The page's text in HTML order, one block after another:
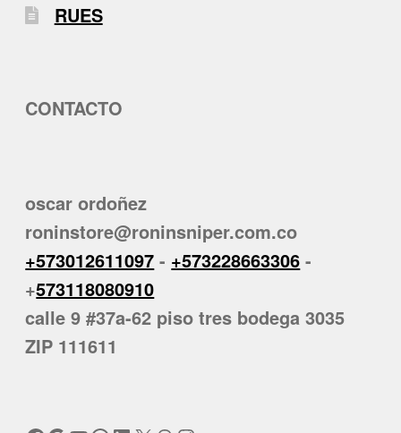
RUES
CONTACTO
oscar ordoñez
roninstore@roninsniper.com.co
+573012611097 - +573228663306 -
+573118080910
calle 9 #37a-62 piso tres bodega 3035
ZIP 111611